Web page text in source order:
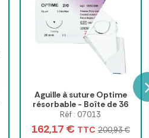
Aguille à suture Optime
résorbable - Boîte de 36
Réf : 07013
162,17 € TTC 200,93 €